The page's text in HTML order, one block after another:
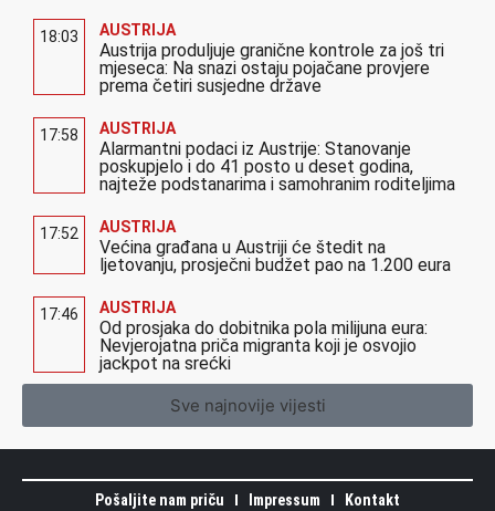
18:03 AUSTRIJA
Austrija produljuje granične kontrole za još tri
mjeseca: Na snazi ostaju pojačane provjere
prema četiri susjedne države
17:58 AUSTRIJA
Alarmantni podaci iz Austrije: Stanovanje
poskupjelo i do 41 posto u deset godina,
najteže podstanarima i samohranim roditeljima
17:52 AUSTRIJA
Većina građana u Austriji će štedit na
ljetovanju, prosječni budžet pao na 1.200 eura
17:46 AUSTRIJA
Od prosjaka do dobitnika pola milijuna eura:
Nevjerojatna priča migranta koji je osvojio
jackpot na srećki
Sve najnovije vijesti
Pošaljite nam priču Impressum
Kontakt